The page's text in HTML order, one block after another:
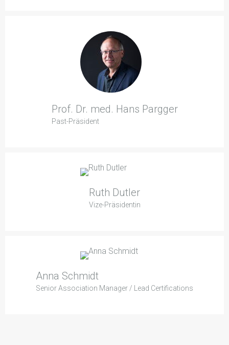
Prof. Dr. med. Hans Pargger
Past-Präsident
Ruth Dutler
Vize-Präsidentin
Anna Schmidt
Senior Association Manager / Lead Certifications